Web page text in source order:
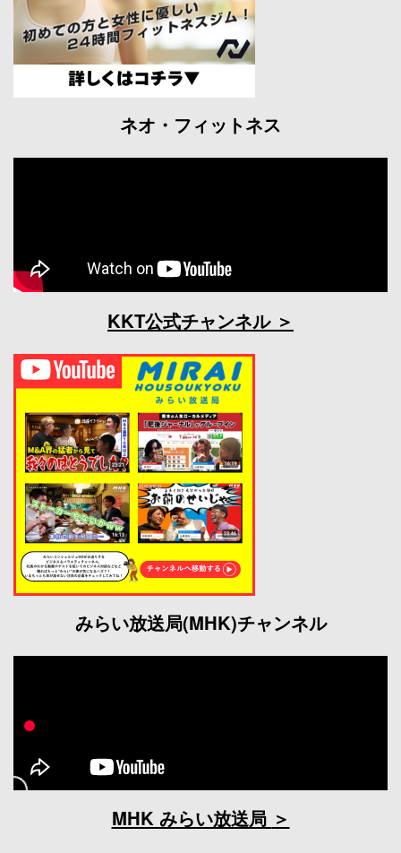
ネオ・フィットネス
KKT公式チャンネル
みらい放送局(MHK)チャンネル
MHK みらい放送局